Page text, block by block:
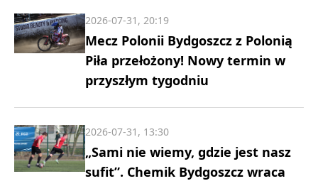
Mecz Polonii Bydgoszcz z Polonią
Piła przełożony! Nowy termin w
przyszłym tygodniu
2026-07-31, 20:19
„Sami nie wiemy, gdzie jest nasz
sufit”. Chemik Bydgoszcz wraca
2026-07-31, 13:30